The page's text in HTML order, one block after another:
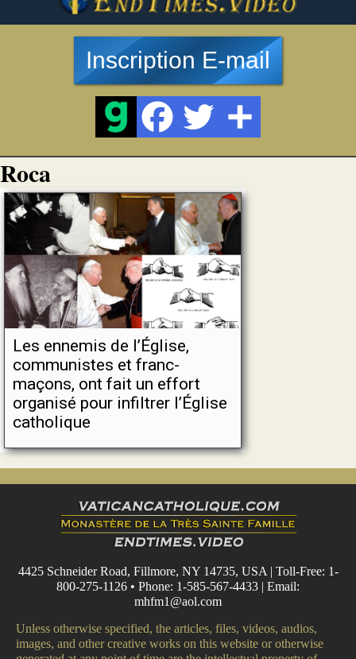
Inscription E-mail
Roca
Les ennemis de l’Église,
communistes et franc-
maçons, ont fait un effort
organisé pour infiltrer l’Église
catholique
4425 Schneider Road, Fillmore, NY 14735, USA | Toll-Free: 1-
800-275-1126 • Phone: 1-585-567-4433 | Email:
mhfm1@aol.com
Unless otherwise specified, the articles, files, videos, audios,
images, and other creative works on this website or otherwise